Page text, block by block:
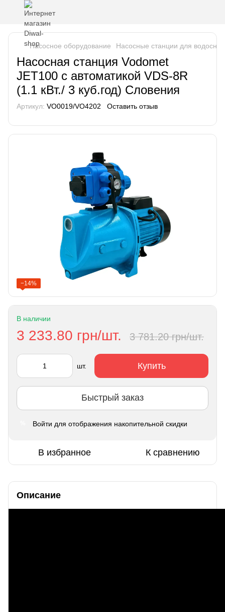
Насосное оборудование Насосные станции для
Насосная станция Vodomet
JET100 с автоматикой VDS-8R
(1.1 кВт./ 3 куб.год) Словения
Артикул: VO0019/VO4202 Оставить отзыв
−14%
В наличии
3 233.80 грн/шт. 3 781.20 грн/шт.
шт. Купить
Быстрый заказ
Войти для отображения накопительной скидки
В избранное К сравнению
Описание